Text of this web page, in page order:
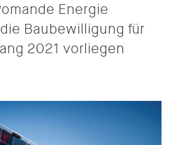
Energie
Baubewilligung für
2021 vorliegen